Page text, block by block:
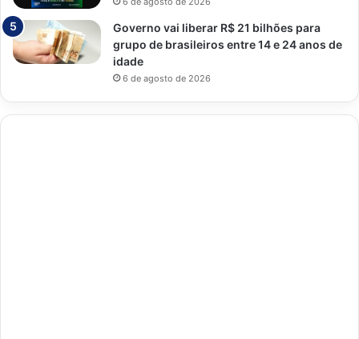
Governo vai liberar R$ 21 bilhões para
grupo de brasileiros entre 14 e 24 anos de
idade
6 de agosto de 2026